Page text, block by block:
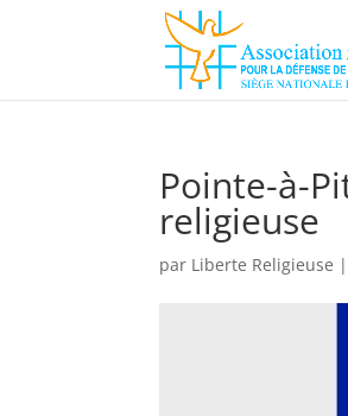
Pointe-à-
religieuse
par Liberte Religieuse |